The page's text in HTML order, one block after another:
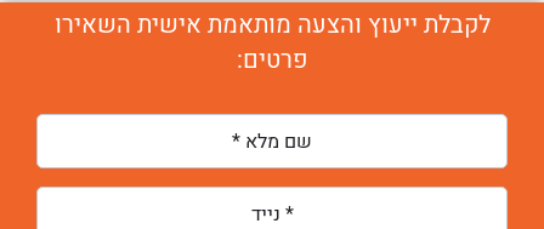
לקבלת ייעוץ והצעה מותאמת אישית השאירו
פרטים: